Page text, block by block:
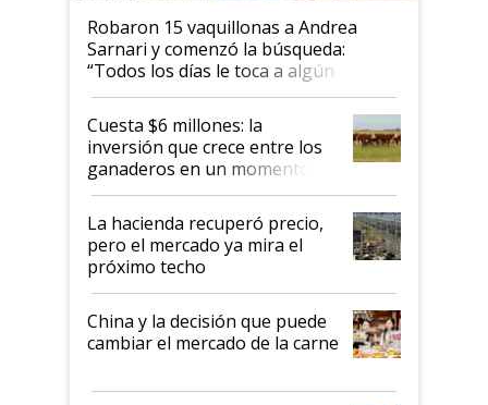
Robaron 15 vaquillonas a Andrea
Sarnari y comenzó la búsqueda:
“Todos los días le toca a algún
productor”
Cuesta $6 millones: la
inversión que crece entre los
ganaderos en un momento
histórico para la actividad
La hacienda recuperó precio,
pero el mercado ya mira el
próximo techo
China y la decisión que puede
cambiar el mercado de la carne